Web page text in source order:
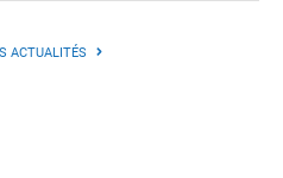
ACTUALITÉS